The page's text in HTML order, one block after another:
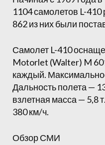
1104 самолетов L-
862 из них были
Самолет L-410
Motorlet (Walter) M
каждый.
Дальность полета —
взлетная масса — 5,8
380 км/ч.
Обзор СМИ